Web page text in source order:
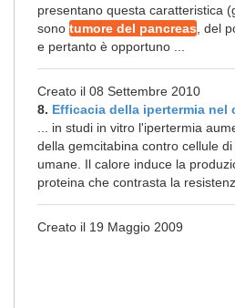
presentano questa caratteristica
sono tumore del pancreas , del
e pertanto è opportuno ...
Creato il 08 Settembre 2010
8. Efficacia della ipertermia nel
... in studi in vitro l'ipertermia
della gemcitabina contro cellule di
umane. Il calore induce la
proteina che contrasta la
Creato il 19 Maggio 2009